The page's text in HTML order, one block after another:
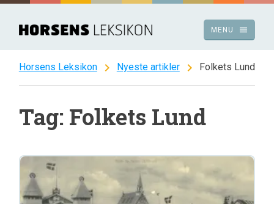
Spring
indhold
menu
MENU
Horsens Leksikon chevron_right Nyeste artikler chevron_right Folkets Lund
Tag: Folkets Lund